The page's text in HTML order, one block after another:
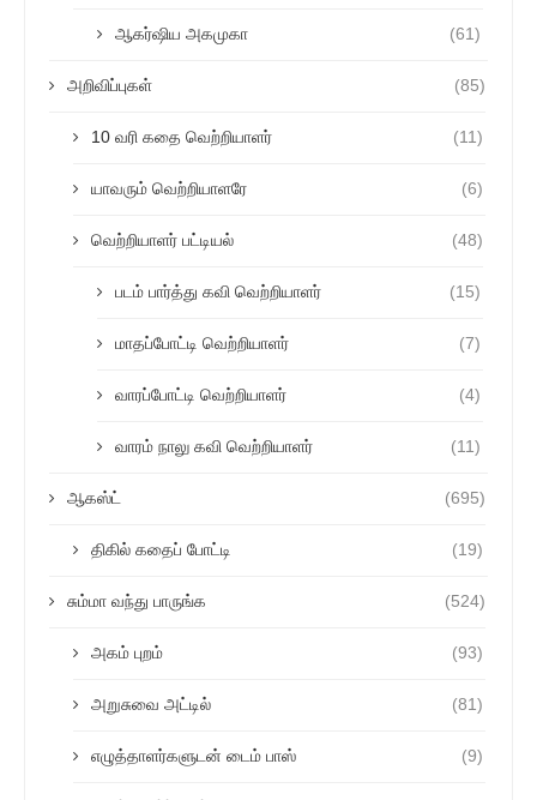
ஆகர்ஷிய அகமுகா (61)
அறிவிப்புகள் (85)
10 வரி கதை வெற்றியாளர் (11)
யாவரும் வெற்றியாளரே (6)
வெற்றியாளர் பட்டியல் (48)
படம் பார்த்து கவி வெற்றியாளர் (15)
மாதப்போட்டி வெற்றியாளர் (7)
வாரப்போட்டி வெற்றியாளர் (4)
வாரம் நாலு கவி வெற்றியாளர் (11)
ஆகஸ்ட் (695)
திகில் கதைப் போட்டி (19)
சும்மா வந்து பாருங்க (524)
அகம் புறம் (93)
அறுசுவை அட்டில் (81)
எழுத்தாளர்களுடன் டைம் பாஸ் (9)